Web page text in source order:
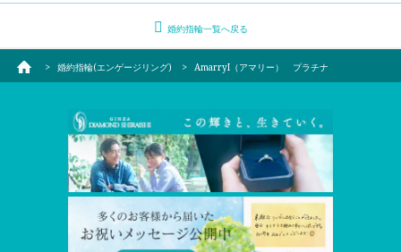
婚約指輪一覧へ戻る
婚約指輪(エンゲージリング) AmarryI（アマリー） プラチナ